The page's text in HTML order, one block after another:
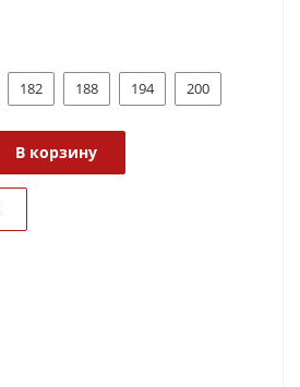
182 188 194 200
В корзину